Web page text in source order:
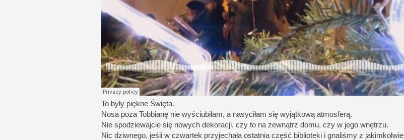
To były piękne Święta.
Nosa poza Tobbianę nie wyściubiłam, a nasyciłam się wyjątkową atmosferą.
Nie spodziewajcie się nowych dekoracji, czy to na zewnątrz domu, czy w jego wnętrzu.
Nic dziwnego, jeśli w czwartek przyjechała ostatnia część biblioteki i gnaliśmy z